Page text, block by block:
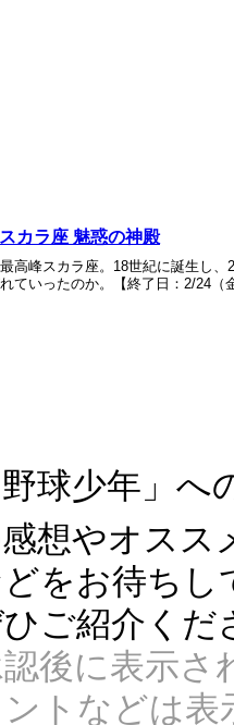
カラ座 魅惑の神殿
高峰スカラ座。18世紀に誕生し、
ていったのか。【終了日：2/24（
野球少年」
想やオス
をお待ち
ご紹介くだ
後に表示さ
トなどは